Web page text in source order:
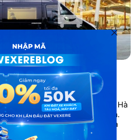
đi Cẩm Phả:
Z
hoạt động trên tuyến đường Hà
hành khách tin tưởng lựa chọn.
cao cấp, xe khách Minh Hà
chất lượng phục vụ, nâng